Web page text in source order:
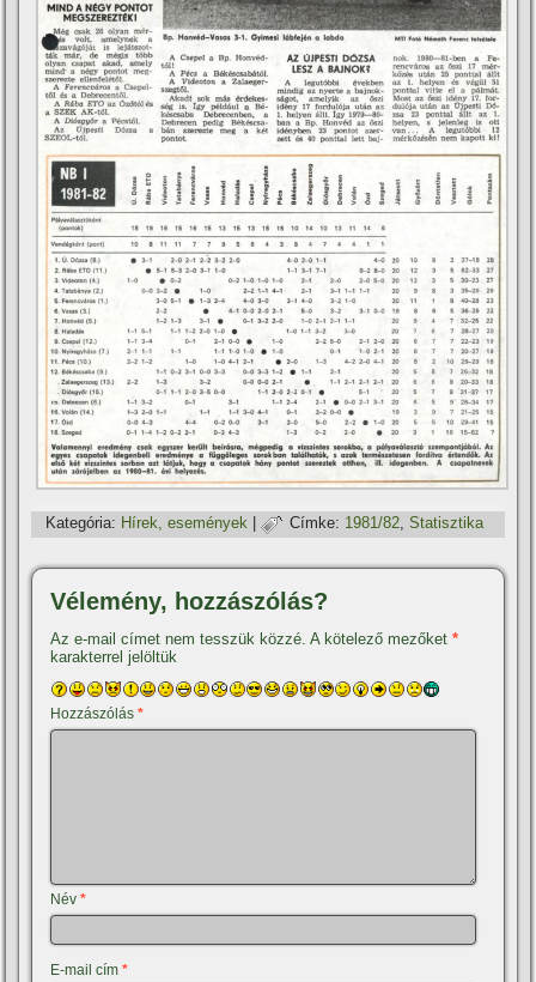
Kategória: Hí­rek, események Címke: 1981/82 ,Statisztika
Vélemény, hozzászólás?
Az e-mail címet nem tesszük közzé. A kötelező mezőket*
karakterrel jelöltük
Hozzászólás*
Név*
E-mail cím*